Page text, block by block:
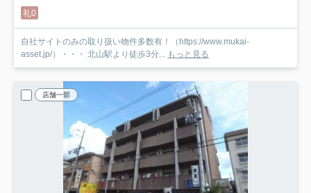
礼0
自社サイトのみの取り扱い物件多数有！（https://www.mukai-
asset.jp/）・・・ 北山駅より徒歩3分... もっと見る
店舗一部